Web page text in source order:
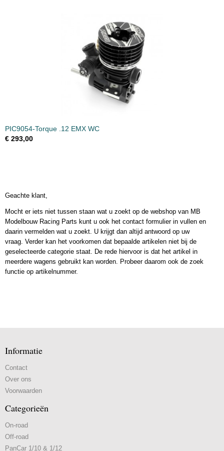
PIC9054-Torque .12 EMX WC
€ 293,00
Geachte klant,
Mocht er iets niet tussen staan wat u zoekt op de webshop van MB
Modelbouw Racing Parts kunt u ook het contact formulier in vullen en
daarin vermelden wat u zoekt. U krijgt dan altijd antwoord op uw
vraag. Verder kan het voorkomen dat bepaalde artikelen niet bij de
geselecteerde categorie staat. De rede hiervoor is dat het artikel in
meerdere wagens gebruikt kan worden. Probeer daarom ook de zoek
functie op artikelnummer.
Informatie
Contact
Over ons
Voorwaarden
Categorieën
On-road
Off-road
PanCar 1/10 & 1/12